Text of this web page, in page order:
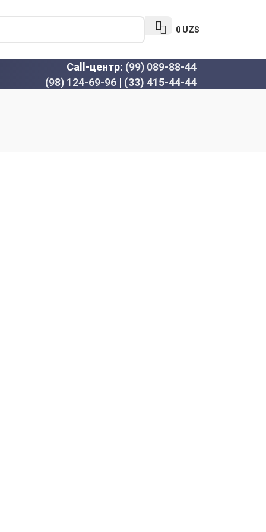
0 UZS
Call-центр: (99) 089-88-44
(98) 124-69-96 | (33) 415-44-44